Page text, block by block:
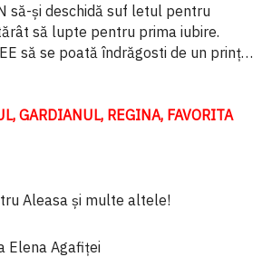
să-și deschidă suf letul pentru
să lupte pentru prima iubire.
să se poată îndrăgosti de un prinț…
GARDIANUL, REGINA, FAVORITA
Aleasa și multe altele!
Elena Agafiței